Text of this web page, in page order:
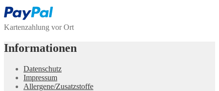
Kartenzahlung vor Ort
Informationen
Datenschutz
Impressum
Allergene/Zusatzstoffe